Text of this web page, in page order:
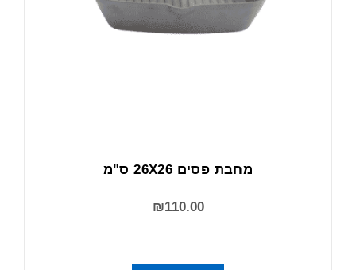
מחבת פסים 26X26 ס"מ
₪110.00